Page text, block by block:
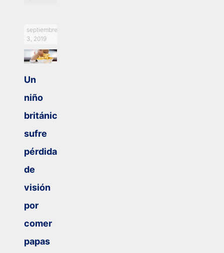
septiembre
3, 2019
Un
niño
británico
sufre
pérdida
de
visión
por
comer
papas